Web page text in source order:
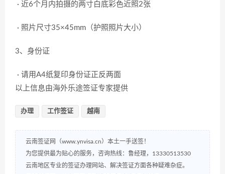
· 近6个月内拍摄的两寸白底彩色近照2张
· 照片尺寸35×45mm（护照照片大小）
3、身份证
· 请用A4纸复印身份证正反两面
以上信息由海外乐途签证专家提供
办理 工作签证 越南
云南签证网（www.ynvisa.cn）本土一手送签！
为您提供最为贴心的服务，咨询热线：鲁经理，13330513530
云南地区专业的签证办理网站、解决签证方面各种疑难杂症。